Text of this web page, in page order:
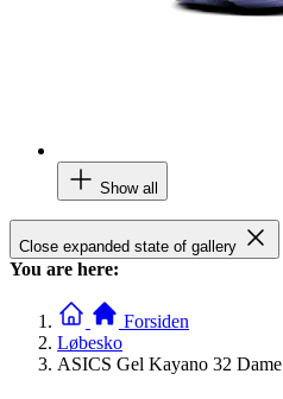
Show all
Close expanded state of gallery
You are here:
Forsiden
Løbesko
ASICS Gel Kayano 32 Dame